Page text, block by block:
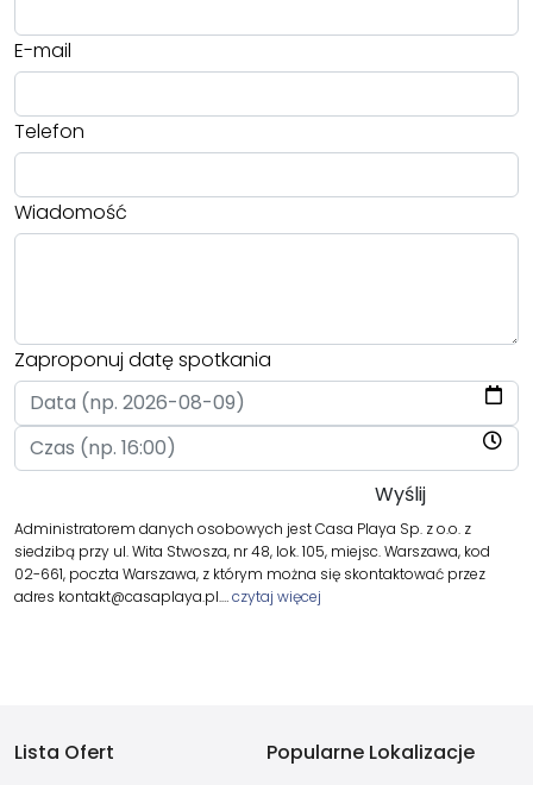
E-mail
Telefon
Wiadomość
Zaproponuj datę spotkania
Administratorem danych osobowych jest Casa Playa Sp. z o.o. z
siedzibą przy ul. Wita Stwosza, nr 48, lok. 105, miejsc. Warszawa, kod
02-661, poczta Warszawa, z którym można się skontaktować przez
adres kontakt@casaplaya.pl.…czytaj więcej
Lista Ofert
Popularne Lokalizacje